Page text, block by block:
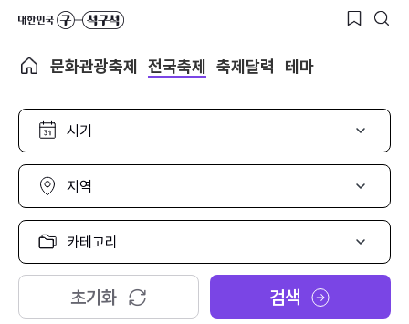
문화관광축제 전국축제 축제달력 테마
시
선
택
지
선
택
카
고
리
택
초기화 검색